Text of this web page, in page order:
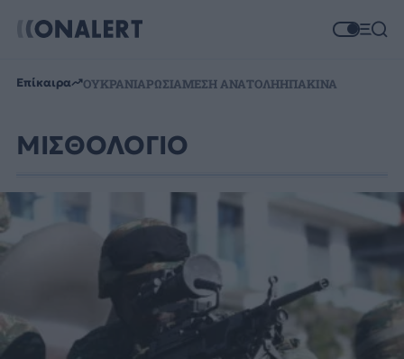
Επίκαιρα ΟΥΚΡΑΝΙΑΡΩΣΙΑΜΕΣΗ ΑΝΑΤΟΛΗΗΠΑΚΙΝΑ
ΜΙΣΘΟΛΟΓΙΟ